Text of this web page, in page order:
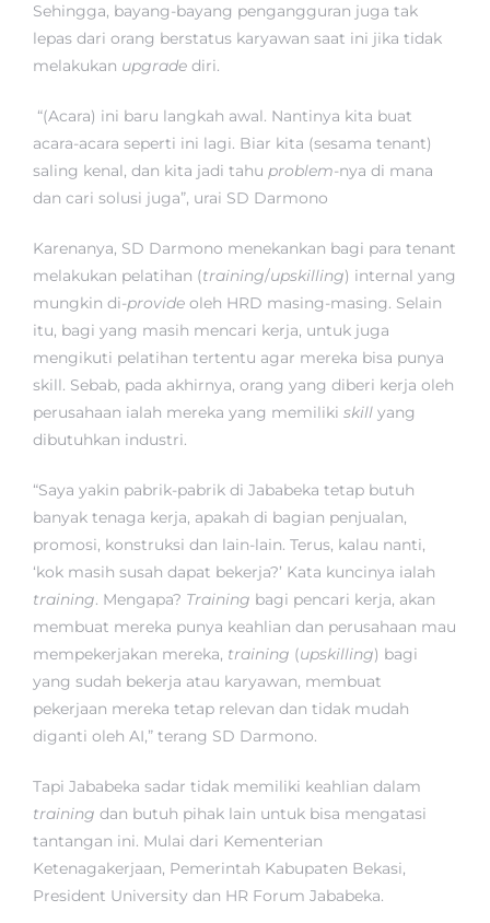
Sehingga, bayang-bayang pengangguran juga tak
lepas dari orang berstatus karyawan saat ini jika tidak
melakukan upgrade diri.
“(Acara) ini baru langkah awal. Nantinya kita buat
acara-acara seperti ini lagi. Biar kita (sesama tenant)
saling kenal, dan kita jadi tahu problem-nya di mana
dan cari solusi juga”, urai SD Darmono
Karenanya, SD Darmono menekankan bagi para tenant
melakukan pelatihan (training/upskilling) internal yang
mungkin di-provide oleh HRD masing-masing. Selain
itu, bagi yang masih mencari kerja, untuk juga
mengikuti pelatihan tertentu agar mereka bisa punya
skill. Sebab, pada akhirnya, orang yang diberi kerja oleh
perusahaan ialah mereka yang memiliki skill yang
dibutuhkan industri.
“Saya yakin pabrik-pabrik di Jababeka tetap butuh
banyak tenaga kerja, apakah di bagian penjualan,
promosi, konstruksi dan lain-lain. Terus, kalau nanti,
‘kok masih susah dapat bekerja?’ Kata kuncinya ialah
training. Mengapa? Training bagi pencari kerja, akan
membuat mereka punya keahlian dan perusahaan mau
mempekerjakan mereka, training (upskilling) bagi
yang sudah bekerja atau karyawan, membuat
pekerjaan mereka tetap relevan dan tidak mudah
diganti oleh AI,” terang SD Darmono.
Tapi Jababeka sadar tidak memiliki keahlian dalam
training dan butuh pihak lain untuk bisa mengatasi
tantangan ini. Mulai dari Kementerian
Ketenagakerjaan, Pemerintah Kabupaten Bekasi,
President University dan HR Forum Jababeka.